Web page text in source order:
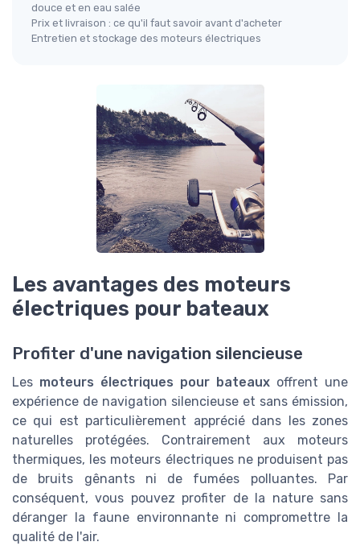
douce et en eau salée
Prix et livraison : ce qu'il faut savoir avant d'acheter
Entretien et stockage des moteurs électriques
Les avantages des moteurs
électriques pour bateaux
Profiter d'une navigation silencieuse
Les moteurs électriques pour bateaux offrent une
expérience de navigation silencieuse et sans émission,
ce qui est particulièrement apprécié dans les zones
naturelles protégées. Contrairement aux moteurs
thermiques, les moteurs électriques ne produisent pas
de bruits gênants ni de fumées polluantes. Par
conséquent, vous pouvez profiter de la nature sans
déranger la faune environnante ni compromettre la
qualité de l'air.